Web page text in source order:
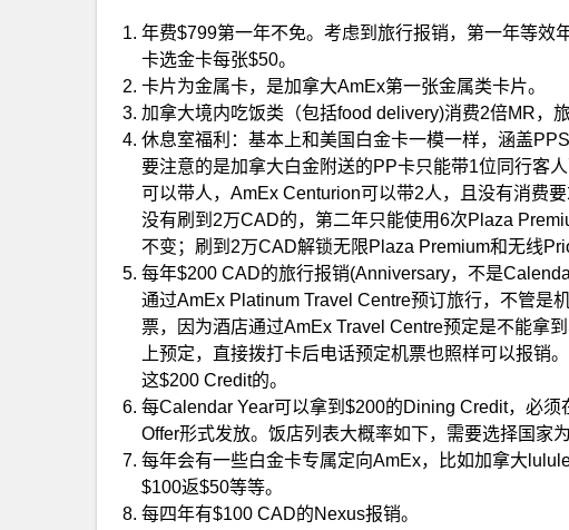
【2023.8.15更新】从2023.9.26开始，个人白年费
$250。但以AmEx Offer的形式增加每Calendar Year
饭、外卖累积从3倍降为2倍。现在是申请该卡的最佳
年费$799第一年不免。考虑到旅行报销，第一年等效
卡选金卡每张$50。
卡片为金属卡，是加拿大AmEx第一张金属类卡片。
加拿大境内吃饭类（包括food delivery)消费2倍MR，
休息室福利：基本上和美国白金卡一模一样，涵盖
要注意的是加拿大白金附送的PP卡只能带1位同行客
可以带人，AmEx Centurion可以带2人，且没有消费
没有刷到2万CAD的，第二年只能使用6次Plaza
不变；刷到2万CAD解锁无限Plaza Premium和无线
每年$200 CAD的旅行报销(Anniversary，不是
通过AmEx Platinum Travel Centre预订旅行，不管是
票，因为酒店通过AmEx Travel Centre预定是不能拿
上预定，直接拨打卡后电话预定机票也照样可以报销
这$200 Credit的。
每Calendar Year可以拿到$200的Dining Credit，必
Offer形式发放。饭店列表大概率如下，需要选择国家
每年会有一些白金卡专属定向AmEx，比如加拿大
$100返$50等等。
每四年有$100 CAD的Nexus报销。